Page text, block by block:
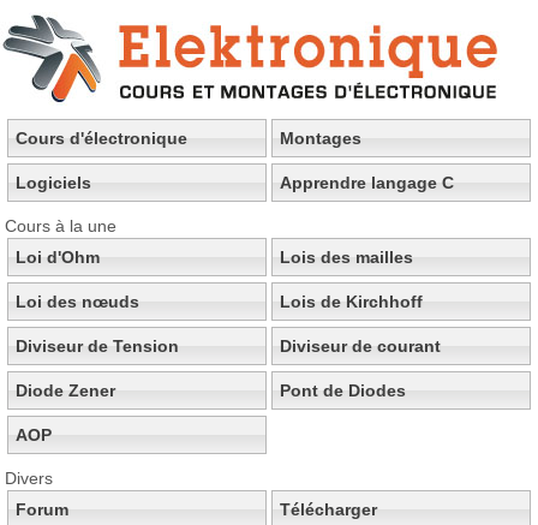
Cours d'électronique Montages
Logiciels Apprendre langage C
Cours à la une
Loi d'Ohm
Lois des mailles
Loi des nœuds Lois de Kirchhoff
Diviseur de Tension Diviseur de courant
Diode Zener Pont de Diodes
AOP
Divers
Forum
Télécharger